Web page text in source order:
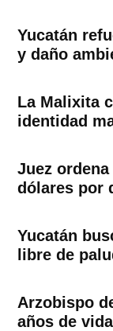
Yucatán
y daño
La Malixita
identidad
Juez
dólares por
Yucatán
libre de
Arzobispo
años de